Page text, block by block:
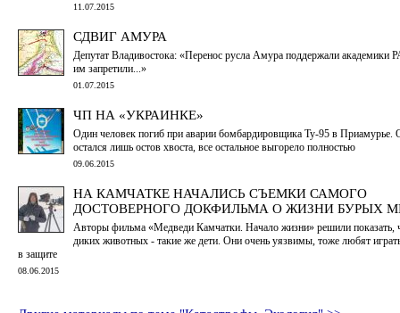
11.07.2015
СДВИГ АМУРА
Депутат Владивостока: «Перенос русла Амура поддержали академики
им запретили...»
01.07.2015
ЧП НА «УКРАИНКЕ»
Один человек погиб при аварии бомбардировщика Ту-95 в Приамурье.
остался лишь остов хвоста, все остальное выгорело полностью
09.06.2015
НА КАМЧАТКЕ НАЧАЛИСЬ СЪЕМКИ САМОГО
ДОСТОВЕРНОГО ДОКФИЛЬМА О ЖИЗНИ БУРЫХ
Авторы фильма «Медведи Камчатки. Начало жизни» решили показать,
диких животных - такие же дети. Они очень уязвимы, тоже любят
в защите
08.06.2015